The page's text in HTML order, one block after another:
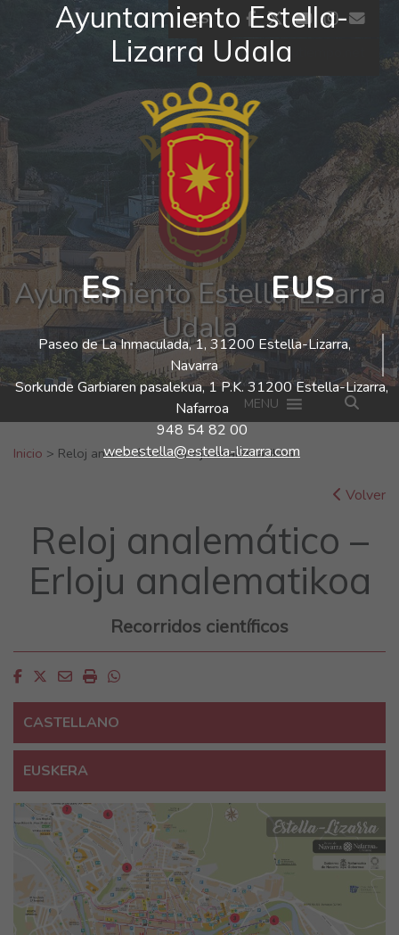
Ayuntamiento Estella-
Lizarra Udala
ES EUS
Paseo de La Inmaculada, 1, 31200 Estella-Lizarra,
Navarra
Sorkunde Garbiaren pasalekua, 1 P.K. 31200 Estella-Lizarra,
Nafarroa
948 54 82 00
webestella@estella-lizarra.com
Ir al contenido ES facebook
twitter
youtube
El tiempo - Tutiempo.net
Ayuntamiento Estella-Lizarra
Udala
MENU
Buscar:
Inicio > Reloj analemático – Erloju analematikoa
Volver
Reloj analemático –
Erloju analematikoa
Recorridos científicos
FacebookTwitter
EmailImprimirWhatsapp
CASTELLANO
EUSKERA